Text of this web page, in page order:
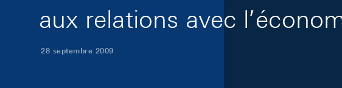
aux relations avec
28 septembre 2009